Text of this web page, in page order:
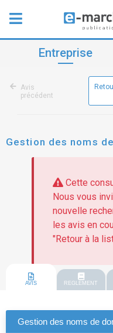
Entreprise
Avis
précédent
Gestion des noms
Cette
Nous vous
nouvelle
les avis en
"Retour à la
AVIS REGLEMENT
Gestion des noms de